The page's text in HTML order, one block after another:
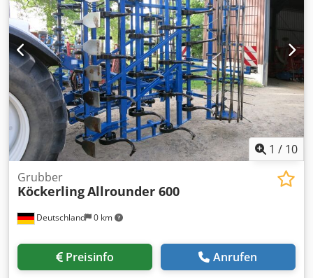
1 / 10
Deutschland 0 km
Grubber
KöckerlingAllrounder 600
Preisinfo Anrufen